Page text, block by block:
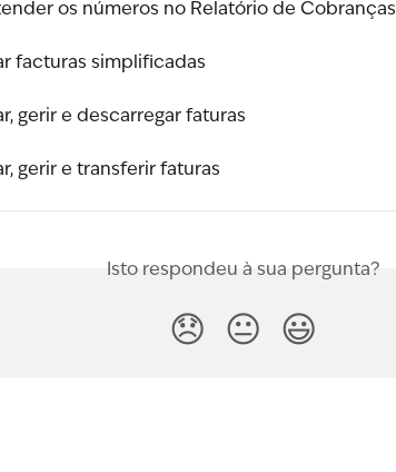
os números no Relatório de Cobranças
facturas simplificadas
gerir e descarregar faturas
gerir e transferir faturas
Isto respondeu à sua pergunta?
😞 😐 😃